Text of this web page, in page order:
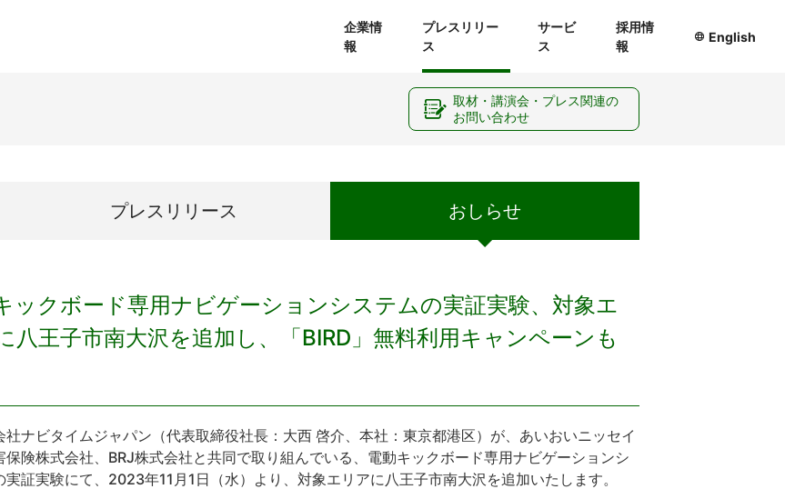
企業情
報
プレスリリー
ス
サービ
ス
採用情
報
English
プレス リリース おしらせ
ックボード専用ナビゲーションシステムの実証実験、対象エ
八王子市南大沢を追加し、「BIRD」無料利用キャンペーンも
ナビタイムジャパン（代表取締役社長：大西 啓介、本社：東京都港区）が、あいおいニッセイ
保険株式会社、BRJ株式会社と共同で取り組んでいる、電動キックボード専用ナビゲーションシ
実証実験にて、2023年11月1日（水）より、対象エリアに八王子市南大沢を追加いたします。
取材・講演会・プレス関連の
お問い合わせ